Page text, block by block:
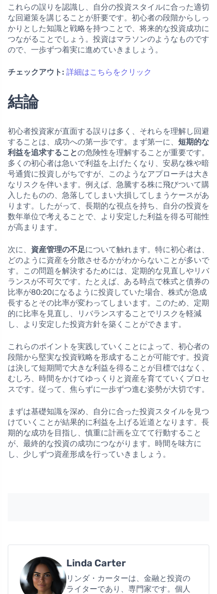
これらの誤りを認識し、自分の投資スタイルに合った適切
な回避策を講じることが肝要です。初心者の段階からしっ
かりとした知識と戦略を持つことで、将来的な投資成功に
つながることでしょう。投資はマラソンのようなものです
ので、一歩ずつ着実に進めていきましょう。
チェックアウト: 詳細はこちらをクリック
結論
初心者投資家が直面する誤りは多く、それらを理解し回避
することは、成功への第一歩です。まず第一に、 短期的な
利益を追求することの危険性を理解することが重要です。
多くの初心者は急いで利益を上げたくなり、安易な株や暗
号通貨に投資しがちですが、このようなアプローチは大き
なリスクを伴います。例えば、急騰する株に飛びついて購
入したものの、急落してしまい大損してしまうケースがあ
ります。したがって、長期的な視点を持ち、自分の投資を
数年単位で考えることで、より安定した利益を得る可能性
が高まります。
次に、 資産管理の不足について触れます。特に初心者は、
どのように資産を分散させるかがわからないことが多いで
す。この問題を解決するためには、定期的な見直しやリバ
ランスが不可欠です。たとえば、ある時点で株式と債券の
比率が80:20になるように投資していた場合、株式が急成
長するとその比率が変わってしまいます。このため、定期
的に比率を見直し、リバランスすることでリスクを軽減
し、より安定した投資方針を築くことができます。
これらのポイントを実践していくことによって、初心者の
段階から堅実な投資戦略を形成することが可能です。投資
は決して短期間で大きな利益を得ることが目標ではなく、
むしろ、時間をかけてゆっくりと資産を育てていくプロセ
スです。従って、焦らずに一歩ずつ進む姿勢が大切です。
まずは基礎知識を深め、自分に合った投資スタイルを見つ
けていくことが結果的に利益を上げる近道となります。長
期的な成功を目指し、慎重に計画を立てて行動すること
が、最終的な投資の成功につながります。時間を味方に
し、少しずつ資産形成を行っていきましょう。
Linda Carter
リンダ・カーターは、金融と投資の
ライターであり、専門家です。個人